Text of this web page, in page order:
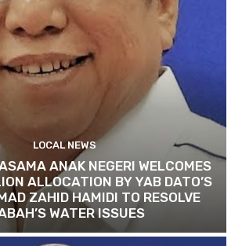
LOCAL NEWS
ANAK NEGERI WELCOMES
ALLOCATION BY YAB DATO’S
ZAHID HAMIDI TO RESOLVE
WATER ISSUES